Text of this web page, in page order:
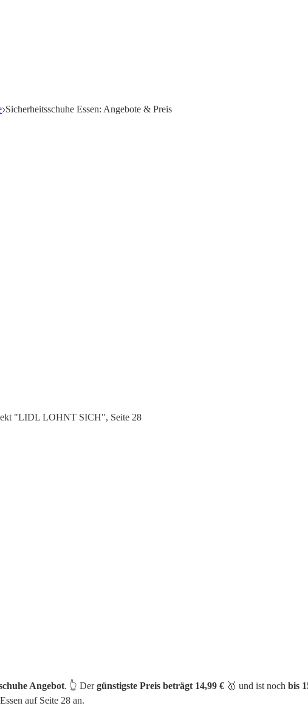
Sicherheitsschuhe Essen: Angebote & Preis
"LIDL LOHNT SICH", Seite 28
Angebot. 👆 Dergünstigste Preis beträgt 14,99 € 🥇 und ist noch bis
auf Seite 28 an.